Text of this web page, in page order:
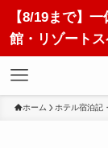
【8/19まで】
館・リゾート
ホーム ホテル宿泊記